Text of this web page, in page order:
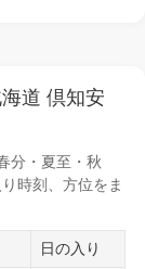
道 倶知安
分・夏至・秋
時刻
、方位をま
日の入り